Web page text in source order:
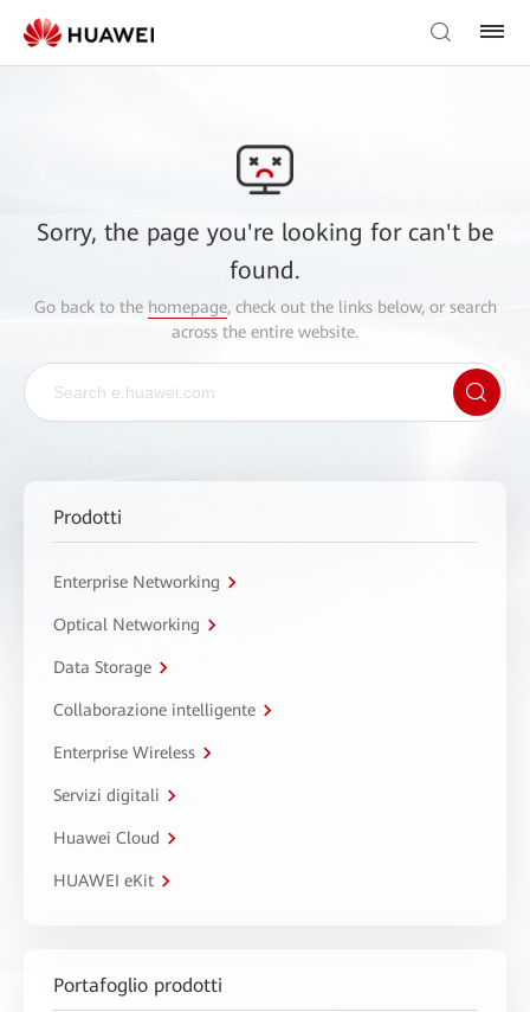
Sorry, the page you're looking for can't be
found.
Go back to the homepage, check out the links below, or search
across the entire website.
Prodotti
Enterprise Networking
Optical Networking
Data Storage
Collaborazione intelligente
Enterprise Wireless
Servizi digitali
Huawei Cloud
HUAWEI eKit
Portafoglio prodotti